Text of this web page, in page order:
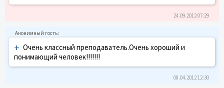
24.09.2012 07:29
+ Очень классный преподаватель.Очень хороший и
понимающий человек!!!!!!!
08.04.2012 12:30